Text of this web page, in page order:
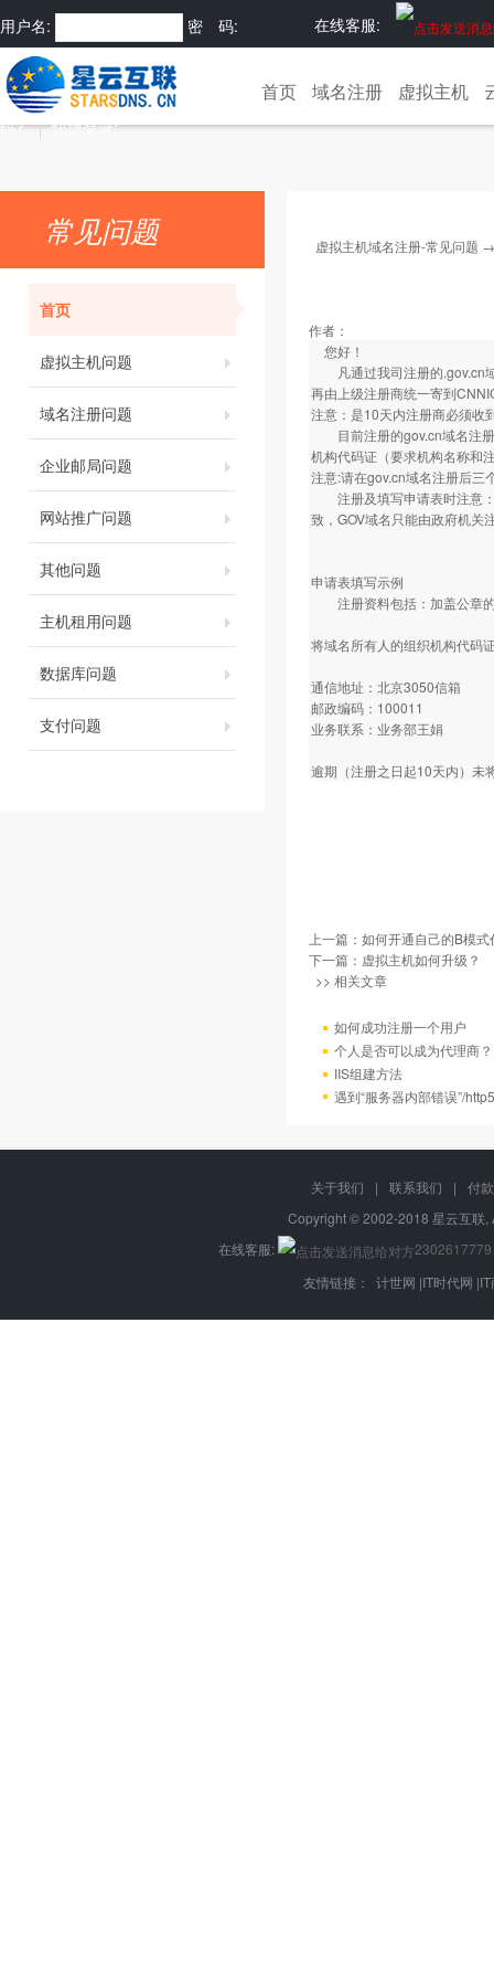
在线客服:
用户名: 密 码:
码? 快捷登录:
首页 域名注册 虚拟主机
常见问题
首页
虚拟主机问题
域名注册问题
企业邮局问题
网站推广问题
其他问题
主机租用问题
数据库问题
支付问题
虚拟主机域名注册-常见问题
作者：
您好！
凡通过我司注册的.gov.cn域
再由上级注册商统一寄到
注意：是10天内注册商必须收
目前注册的gov.cn域名注册
机构代码证（要求机构名称和
注意:请在gov.cn域名注册后三
注册及填写申请表时注意：
致，GOV域名只能由政府机关
申请表填写示例
注册资料包括：加盖公章
将域名所有人的组织机构代码
通信地址：北京3050信箱
邮政编码：100011
业务联系：业务部王娟
逾期（注册之日起10天内）未
上一篇： 如何开通自己的B模式
下一篇： 虚拟主机如何升级？
>> 相关文章
如何成功注册一个用户
个人是否可以成为代理商？
IIS组建方法
遇到“服务器内部错误”/
关于我们 | 联系我们 |
付
Copyright © 2002-2018 星云互
在线客服:
2302617779
友情链接： 计世网 |IT时代网 |